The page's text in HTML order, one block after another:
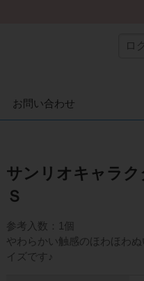
お問い合わせ
サンリオキャラ
Ｓ
参考入数：1個
やわらかい触感のほわほわ
イズです♪